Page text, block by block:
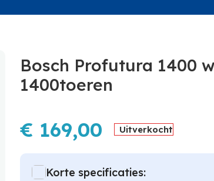
Bosch Profutura 1400
1400toeren
€ 169,00 Uitverkocht
Korte specificaties: